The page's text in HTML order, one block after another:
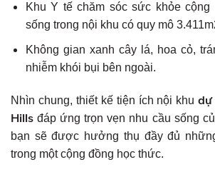
Khu Y tế chăm sóc sức khỏe
sống trong nội khu có quy mô
Không gian xanh cây lá, hoa cỏ,
nhiễm khói bụi bên ngoài.
Nhìn chung, thiết kế tiện ích nội khudự
Hills đáp ứng trọn vẹn nhu cầu sống
bạn sẽ được hưởng thụ đầy đủ
trong một cộng đồng học thức.